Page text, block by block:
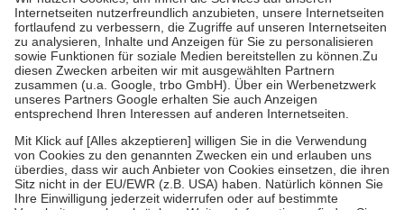
Kosten der Leistung zu entrichten.
Diese Regeln gelten grundsätzlich auch für Online-Apotheken.
Bei Heilmitteln und häuslicher Krankenpflege beträgt die
Zuzahlung zehn Prozent der Kosten sowie zehn Euro je
Verordnung.
Um das Engagement der Versicherten für ihre eigene Gesundheit zu
stärken und die besondere Stellung der Familie zu unterstützen,
fallenkeine Zuzahlungenan bei:
• Kindern und Jugendlichen bis zum vollendeten 18. Lebensjahr
mit Ausnahme der Fahrkosten
• Untersuchungen zur Vorsorge und Früherkennung, die von der